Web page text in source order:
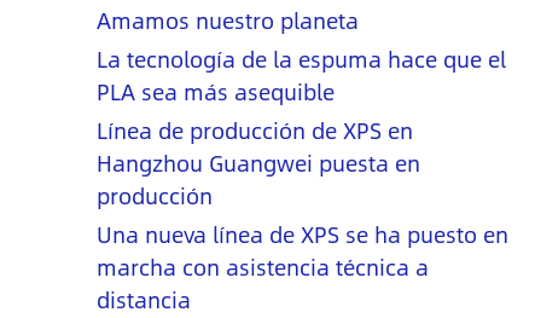
Amamos nuestro planeta
La tecnología de la espuma hace que el
PLA sea más asequible
Línea de producción de XPS en
Hangzhou Guangwei puesta en
producción
Una nueva línea de XPS se ha puesto en
marcha con asistencia técnica a
distancia